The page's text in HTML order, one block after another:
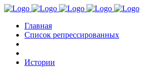
Главная
Список репрессированных
Истории